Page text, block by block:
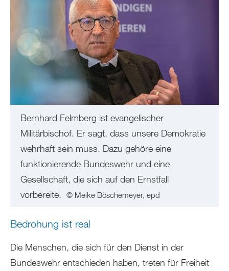
Bernhard Felmberg ist evangelischer
Militärbischof. Er sagt, dass unsere Demokratie
wehrhaft sein muss. Dazu gehöre eine
funktionierende Bundeswehr und eine
Gesellschaft, die sich auf den Ernstfall
vorbereite.
© Meike Böschemeyer, epd
Bedrohung ist real
Die Menschen, die sich für den Dienst in der
Bundeswehr entschieden haben, treten für Freiheit